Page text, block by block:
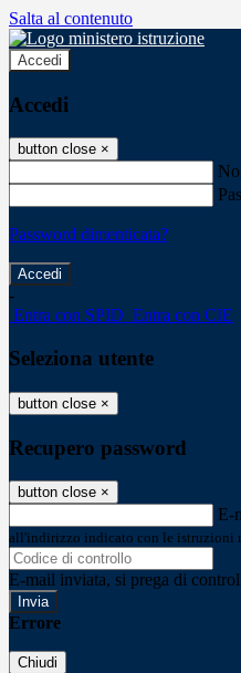
Salta al contenuto
Accedi
Accedi
button close ×
Password dimenticata?
-
Entra con SPID Entra con CIE
Seleziona utente
button close ×
Recupero password
button close ×
E-
all'indirizzo indicato con le istruzioni
E-mail inviata, si prega di
Errore
Chiudi